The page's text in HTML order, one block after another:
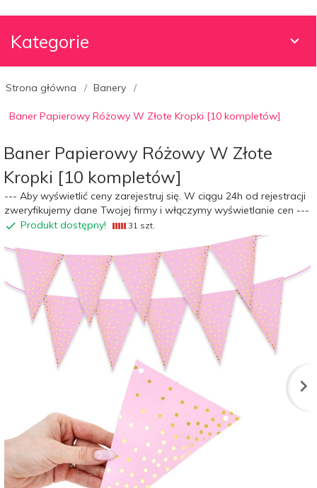
Kategorie
Strona główna Banery
Baner Papierowy Różowy W Złote Kropki [10 kompletów]
Baner Papierowy Różowy W Złote
Kropki [10 kompletów]
--- Aby wyświetlić ceny zarejestruj się. W ciągu 24h od rejestracji
zweryfikujemy dane Twojej firmy i włączymy wyświetlanie cen ---
Produkt dostępny!
31 szt.